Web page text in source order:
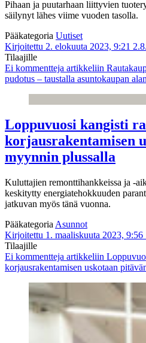
Pihaan ja puutarhaan liittyvien
säilynyt lähes viime vuoden tasolla.
Pääkategoria Uutiset
Kirjoitettu 2. elokuuta 2023, 9:21
Tilaajille
Ei kommentteja artikkeliin
pudotus – taustalla asuntokaupan
Loppuvuosi kangisti
korjausrakentamisen
myynnin plussalla
Kuluttajien remonttihankkeissa ja -
keskitytty energiatehokkuuden
jatkuvan myös tänä vuonna.
Pääkategoria Asunnot
Kirjoitettu 1. maaliskuuta 2023, 9:56
Tilaajille
Ei kommentteja artikkeliin
korjausrakentamisen uskotaan